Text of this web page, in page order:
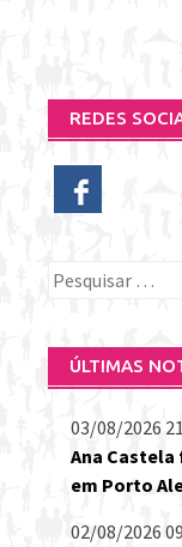
REDES
Pesquisar
ÚLTIMAS
03/08/2026
Ana
em Porto
02/08/2026